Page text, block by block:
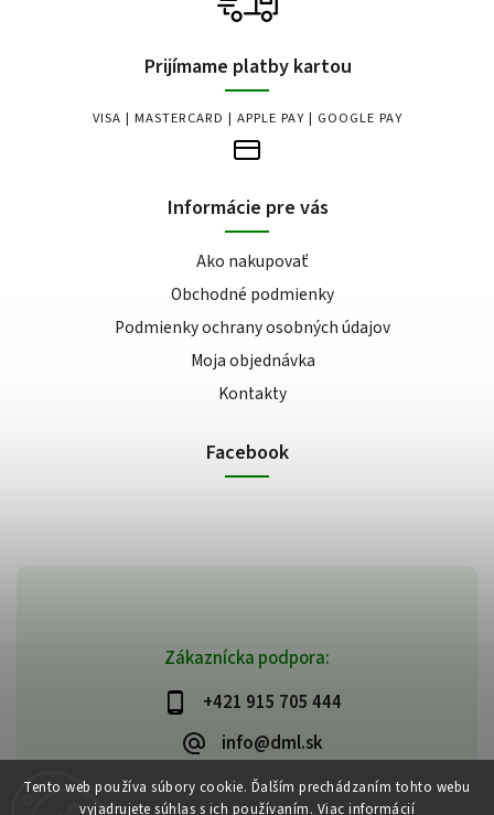
Tento web používa súbory cookie. Ďalším prechádzaním tohto webu
vyjadrujete súhlas s ich používaním. Viac informácií
Zákaznícka podpora:
+421 915 705 444
info@dml.sk
Prijímame platby kartou
VISA | MASTERCARD | APPLE PAY | GOOGLE PAY
Informácie pre vás
Ako nakupovať
Obchodné podmienky
Podmienky ochrany osobných údajov
Moja objednávka
Kontakty
Facebook